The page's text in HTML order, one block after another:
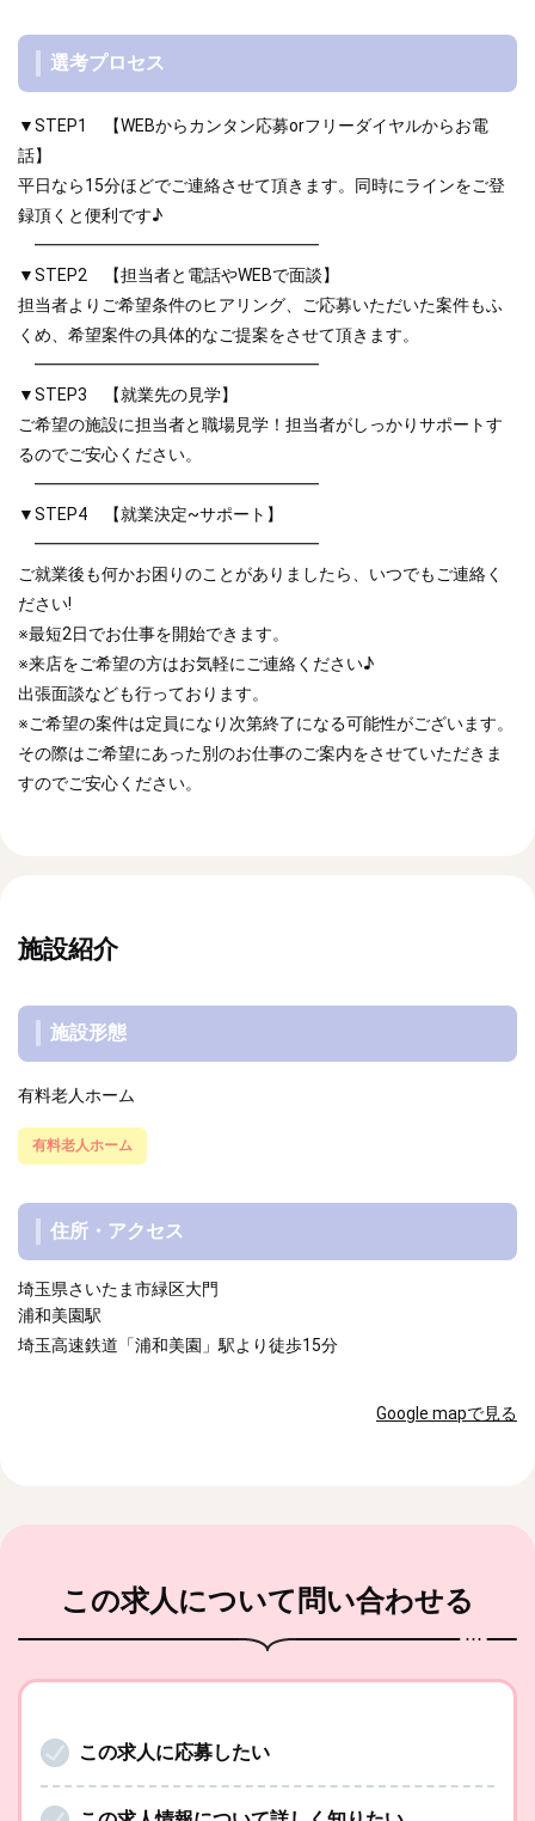
選考プロセス
▼STEP1 【WEBからカンタン応募orフリーダイヤルからお電
話】
平日なら15分ほどでご連絡させて頂きます。同時にラインをご登
録頂くと便利です♪
━━━━━━━━━━━━━━━━━
▼STEP2 【担当者と電話やWEBで面談】
担当者よりご希望条件のヒアリング、ご応募いただいた案件もふ
くめ、希望案件の具体的なご提案をさせて頂きます。
━━━━━━━━━━━━━━━━━
▼STEP3 【就業先の見学】
ご希望の施設に担当者と職場見学！担当者がしっかりサポートす
るのでご安心ください。
━━━━━━━━━━━━━━━━━
▼STEP4 【就業決定~サポート】
━━━━━━━━━━━━━━━━━
ご就業後も何かお困りのことがありましたら、いつでもご連絡く
ださい!
※最短2日でお仕事を開始できます。
※来店をご希望の方はお気軽にご連絡ください♪
出張面談なども行っております。
※ご希望の案件は定員になり次第終了になる可能性がございます。
その際はご希望にあった別のお仕事のご案内をさせていただきま
すのでご安心ください。
施設紹介
施設形態
有料老人ホーム
有料老人ホーム
住所・アクセス
埼玉県さいたま市緑区大門
浦和美園駅
埼玉高速鉄道「浦和美園」駅より徒歩15分
Google mapで見る
この求人について問い合わせる
この求人に応募したい